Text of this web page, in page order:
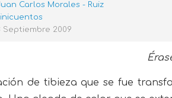
Carlos Morales - Ruiz
Septiembre 2009
de tibieza que se fue